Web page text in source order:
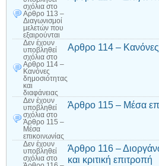
σχόλια στο
Αρθρο 113 –
Διαγωνισμοί
μελετών που
εξαιρούνται
Δεν έχουν
υποβληθεί
σχόλια στο
Αρθρο 114 –
Κανόνες
δημοσιότητας
και
διαφάνειας
Αρθρο 114 – Κανόνες
Δεν έχουν
υποβληθεί
σχόλια στο
Άρθρο 115 –
Μέσα
επικοινωνίας
Άρθρο 115 – Μέσα
Δεν έχουν
υποβληθεί
σχόλια στο
Άρθρο 116 –
και κριτική επιτροπή